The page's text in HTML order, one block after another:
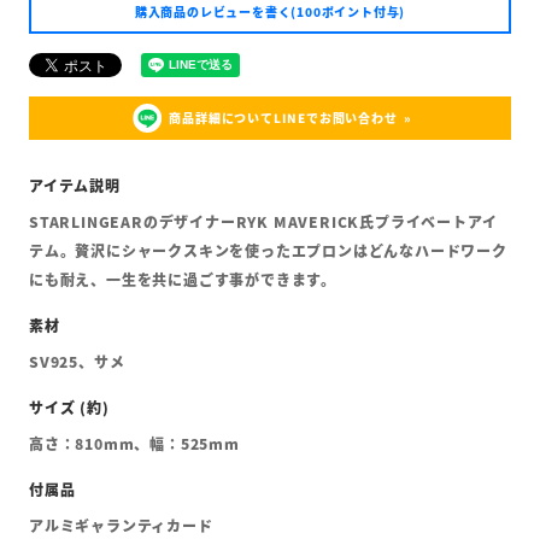
購入商品のレビューを書く(100ポイント付与)
商品詳細についてLINEでお問い合わせ
STARLINGEARのデザイナーRYK MAVERICK氏プライベートアイ
テム。贅沢にシャークスキンを使ったエプロンはどんなハードワーク
にも耐え、一生を共に過ごす事ができます。
SV925、サメ
高さ：810mm、幅：525mm
アルミギャランティカード